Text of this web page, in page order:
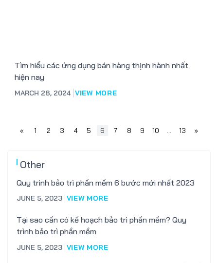
Tìm hiểu các ứng dụng bán hàng thịnh hành nhất
hiện nay
MARCH 28, 2024 VIEW MORE
« 1 2 3 4 5 6 7 8 9 10 … 13 »
Other
Quy trình bảo trì phần mềm 6 bước mới nhất 2023
JUNE 5, 2023 VIEW MORE
Tại sao cần có kế hoạch bảo trì phần mềm? Quy
trình bảo trì phần mềm
JUNE 5, 2023 VIEW MORE